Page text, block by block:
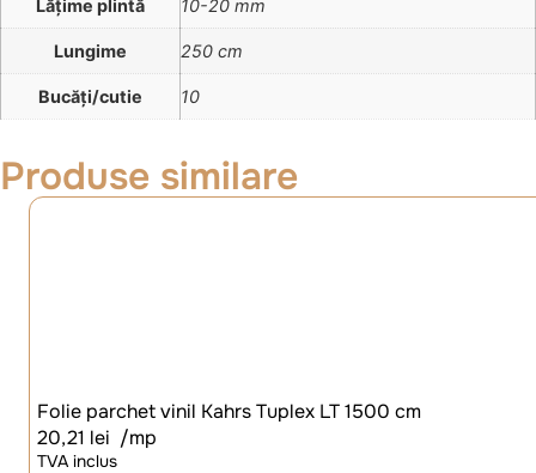
Lățime plintă 10-20 mm
Lungime 250 cm
Bucăți/cutie 10
Produse similare
Folie parchet vinil Kahrs Tuplex LT 1500 cm
20,21 lei /mp
TVA inclus